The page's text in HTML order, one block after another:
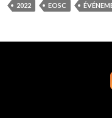
2022 EOSC